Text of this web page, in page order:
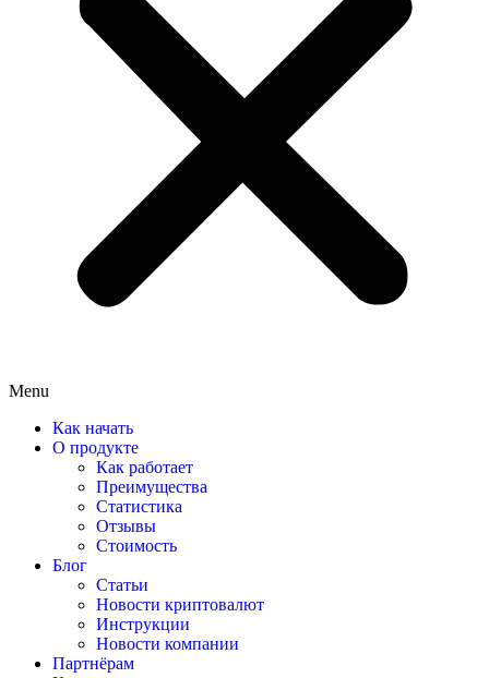
Menu
Как начать
О продукте
Как работает
Преимущества
Статистика
Отзывы
Стоимость
Блог
Статьи
Новости криптовалют
Инструкции
Новости компании
Партнёрам